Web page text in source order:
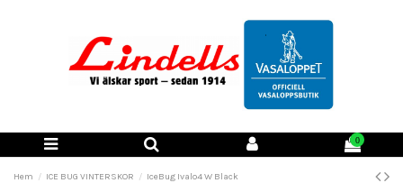
0
Hem ICE BUG VINTERSKOR IceBug Ivalo4 W Black